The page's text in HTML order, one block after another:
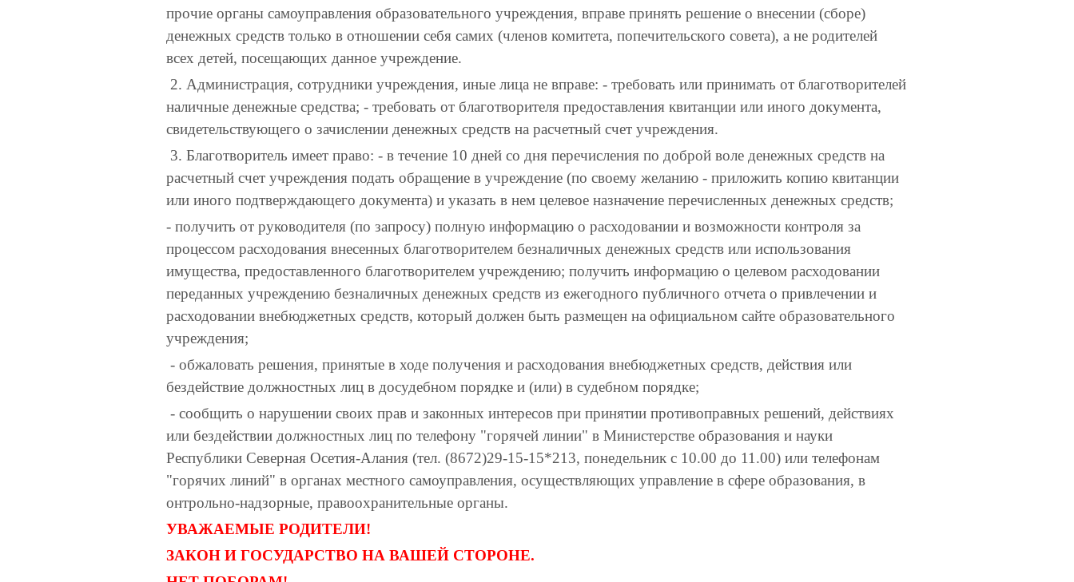
прочие органы самоуправления образовательного учреждения, вправе принять решение о внесении (сборе)
денежных средств только в отношении себя самих (членов комитета, попечительского совета), а не родителей
всех детей, посещающих данное учреждение.
2. Администрация, сотрудники учреждения, иные лица не вправе: - требовать или принимать от благотворителей
наличные денежные средства; - требовать от благотворителя предоставления квитанции или иного документа,
свидетельствующего о зачислении денежных средств на расчетный счет учреждения.
3. Благотворитель имеет право: - в течение 10 дней со дня перечисления по доброй воле денежных средств на
расчетный счет учреждения подать обращение в учреждение (по своему желанию - приложить копию квитанции
или иного подтверждающего документа) и указать в нем целевое назначение перечисленных денежных средств;
- получить от руководителя (по запросу) полную информацию о расходовании и возможности контроля за
процессом расходования внесенных благотворителем безналичных денежных средств или использования
имущества, предоставленного благотворителем учреждению; получить информацию о целевом расходовании
переданных учреждению безналичных денежных средств из ежегодного публичного отчета о привлечении и
расходовании внебюджетных средств, который должен быть размещен на официальном сайте образовательного
учреждения;
- обжаловать решения, принятые в ходе получения и расходования внебюджетных средств, действия или
бездействие должностных лиц в досудебном порядке и (или) в судебном порядке;
- сообщить о нарушении своих прав и законных интересов при принятии противоправных решений, действиях
или бездействии должностных лиц по телефону "горячей линии" в Министерстве образования и науки
Республики Северная Осетия-Алания (тел. (8672)29-15-15*213, понедельник с 10.00 до 11.00) или телефонам
"горячих линий" в органах местного самоуправления, осуществляющих управление в сфере образования, в
онтрольно-надзорные, правоохранительные органы.
УВАЖАЕМЫЕ РОДИТЕЛИ!
ЗАКОН И ГОСУДАРСТВО НА ВАШЕЙ СТОРОНЕ.